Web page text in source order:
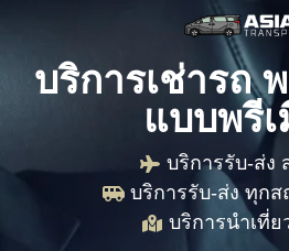
บริการเช่ารถ
แบบพรี
บริการรับ-ส่ง
บริการรับ-ส่ง ทุก
บริการนำเที่ย